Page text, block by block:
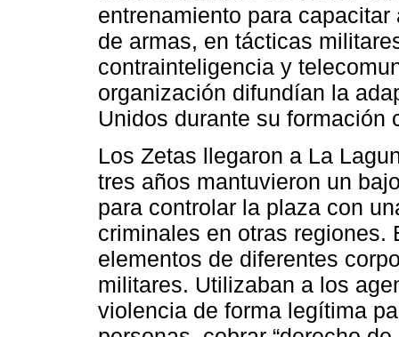
entrenamiento para
de armas, en tácticas
contrainteligencia y
organización difundían la
Unidos durante su formación
Los Zetas llegaron a La
tres años mantuvieron un
para controlar la plaza con
criminales en otras regiones.
elementos de diferentes
militares. Utilizaban a los
violencia de forma legítima